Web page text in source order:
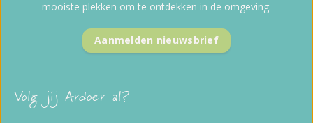
Volg jij Ardoer al?
mooiste plekken om te ontdekken in de omgeving.
Aanmelden nieuwsbrief